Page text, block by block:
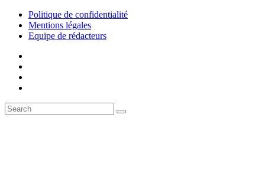
Politique de confidentialité
Mentions légales
Equipe de rédacteurs